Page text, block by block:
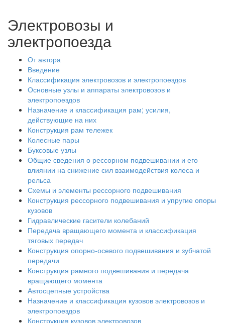
Электровозы и
электропоезда
От автора
Введение
Классификация электровозов и электропоездов
Основные узлы и аппараты электровозов и
электропоездов
Назначение и классификация рам; усилия,
действующие на них
Конструкция рам тележек
Колесные пары
Буксовые узлы
Общие сведения о рессорном подвешивании и его
влиянии на снижение сил взаимодействия колеса и
рельса
Схемы и элементы рессорного подвешивания
Конструкция рессорного подвешивания и упругие опоры
кузовов
Гидравлические гасители колебаний
Передача вращающего момента и классификация
тяговых передач
Конструкция опорно-осевого подвешивания и зубчатой
передачи
Конструкция рамного подвешивания и передача
вращающего момента
Автосцепные устройства
Назначение и классификация кузовов электровозов и
электропоездов
Конструкция кузовов электровозов